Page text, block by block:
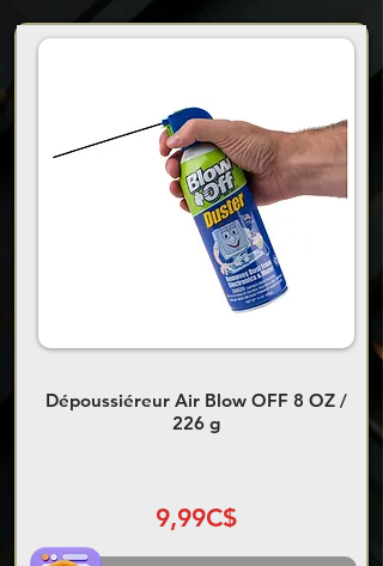
Dépoussiéreur Air Blow OFF 8 OZ /
226 g
9,99C$